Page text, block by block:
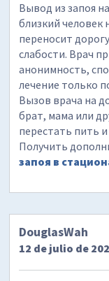
Вывод из запоя
близкий человек
переносит
слабости. Врач
анонимность,
лечение только
Вызов врача на
брат, мама или
перестать пить
Получить
запоя в
DouglasWah
12 de julio de